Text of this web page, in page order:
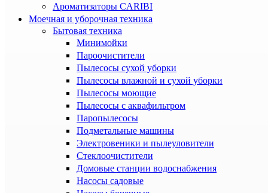
Ароматизаторы CARIBI
Моечная и уборочная техника
Бытовая техника
Минимойки
Пароочистители
Пылесосы сухой уборки
Пылесосы влажной и сухой уборки
Пылесосы моющие
Пылесосы с аквафильтром
Паропылесосы
Подметальные машины
Электровеники и пылеуловители
Стеклоочистители
Домовые станции водоснабжения
Насосы садовые